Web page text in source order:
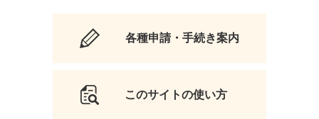
各種申請・手続き案内
このサイトの使い方